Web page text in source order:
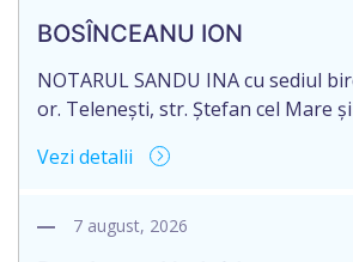
/doisprezece ianuarie anul două
șase/. Eliberarea certificatului de
[…]
BOSÎNCEANU ION
NOTARUL SANDU INA cu sediul
or. Telenești, str. Ștefan cel Mare
succesorale în urma decesului cet.
0991201351317, decedat/ă la data
Vezi detalii
7 august, 2026